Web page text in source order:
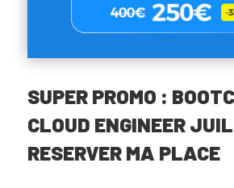
SUPER PROMO :
CLOUD ENGINEER
RESERVER MA PLACE